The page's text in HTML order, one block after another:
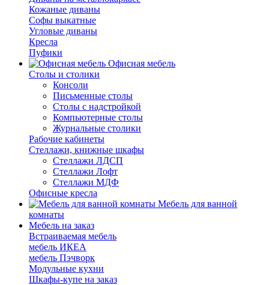
Кожаные диваны
Софы выкатные
Угловые диваны
Кресла
Пуфики
Офисная мебель
Столы и столики
Консоли
Письменные столы
Столы с надстройкой
Компьютерные столы
Журнальные столики
Рабочие кабинеты
Стеллажи, книжные шкафы
Стеллажи ЛДСП
Стеллажи Лофт
Стеллажи МДФ
Офисные кресла
Мебель для ванной
комнаты
Мебель на заказ
Встраиваемая мебель
мебель ИКЕА
мебель Пэчворк
Модульные кухни
Шкафы-купе на заказ